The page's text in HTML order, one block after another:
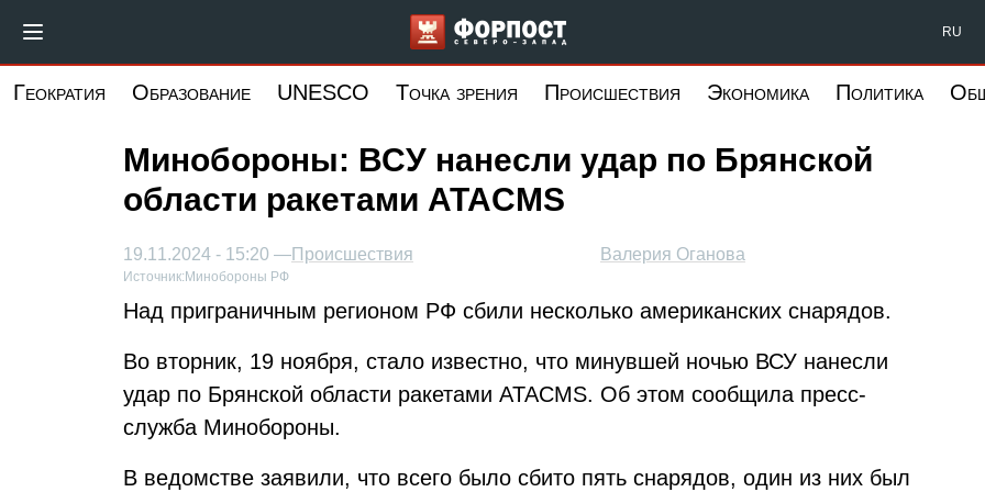
основному
Форпост Северо-Запад RU
Геократия Образование UNESCO Точка зрения Происшествия Экономика Политика
Минобороны: ВСУ нанесли удар по Брянской
области ракетами ATACMS
Валерия Оганова
19.11.2024 - 15:20 —Происшествия
Источник: Минобороны РФ
Над приграничным регионом РФ сбили несколько американских снарядов.
Во вторник, 19 ноября, стало известно, что минувшей ночью ВСУ нанесли
удар по Брянской области ракетами ATACMS. Об этом сообщила пресс-
служба Минобороны.
В ведомстве заявили, что всего было сбито пять снарядов, один из них был